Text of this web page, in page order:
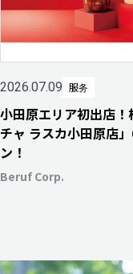
2026.07.09 服务
小田原エリア初出店
チャ ラスカ小田原店
ン！
Beruf Corp.